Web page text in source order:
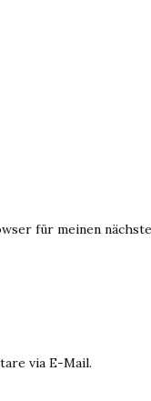
für meinen
via E-Mail.